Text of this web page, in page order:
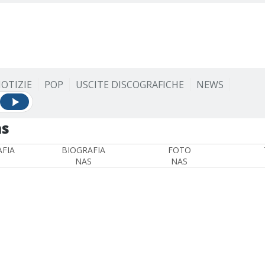
POP USCITE DISCOGRAFICHE NEWS
BIOGRAFIA
NAS
FOTO
NAS